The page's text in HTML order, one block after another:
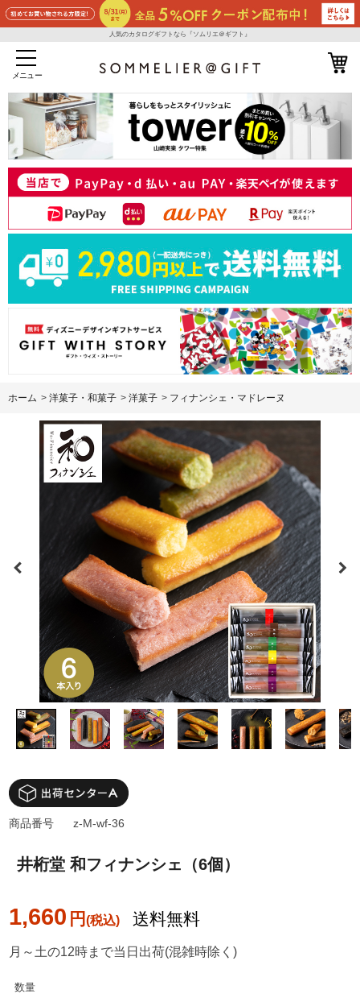
人気のカタログギフトなら『ソムリエ＠ギフト』
メニュー
ホーム > 洋菓子・和菓子 > 洋菓子 > フィナンシェ・マドレーヌ
井桁堂 和フィナンシェ（6個）
1,660 円 送料無料
商品番号 z-M-wf-36
月～土の12時まで当日出荷(混雑時除く)